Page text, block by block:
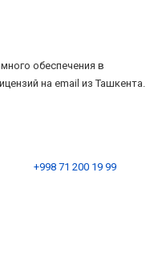
обеспечения в
на email из Ташкента.
+998 71 200 19 99